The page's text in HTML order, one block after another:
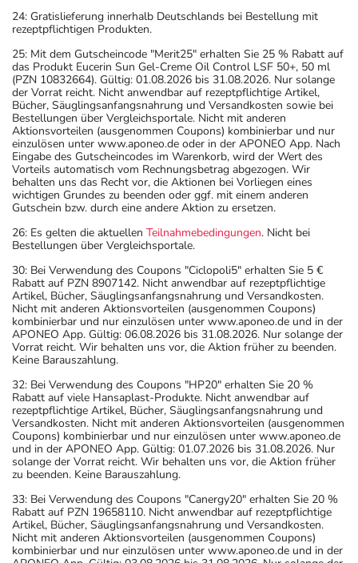
24: Gratislieferung innerhalb Deutschlands bei Bestellung mit
rezeptpflichtigen Produkten.
25: Mit dem Gutscheincode "Merit25" erhalten Sie 25 % Rabatt auf
das Produkt Eucerin Sun Gel-Creme Oil Control LSF 50+, 50 ml
(PZN 10832664). Gültig: 01.08.2026 bis 31.08.2026. Nur solange
der Vorrat reicht. Nicht anwendbar auf rezeptpflichtige Artikel,
Bücher, Säuglingsanfangsnahrung und Versandkosten sowie bei
Bestellungen über Vergleichsportale. Nicht mit anderen
Aktionsvorteilen (ausgenommen Coupons) kombinierbar und nur
einzulösen unter www.aponeo.de oder in der APONEO App. Nach
Eingabe des Gutscheincodes im Warenkorb, wird der Wert des
Vorteils automatisch vom Rechnungsbetrag abgezogen. Wir
behalten uns das Recht vor, die Aktionen bei Vorliegen eines
wichtigen Grundes zu beenden oder ggf. mit einem anderen
Gutschein bzw. durch eine andere Aktion zu ersetzen.
26: Es gelten die aktuellen Teilnahmebedingungen. Nicht bei
Bestellungen über Vergleichsportale.
30: Bei Verwendung des Coupons "Ciclopoli5" erhalten Sie 5 €
Rabatt auf PZN 8907142. Nicht anwendbar auf rezeptpflichtige
Artikel, Bücher, Säuglingsanfangsnahrung und Versandkosten.
Nicht mit anderen Aktionsvorteilen (ausgenommen Coupons)
kombinierbar und nur einzulösen unter www.aponeo.de und in der
APONEO App. Gültig: 06.08.2026 bis 31.08.2026. Nur solange der
Vorrat reicht. Wir behalten uns vor, die Aktion früher zu beenden.
Keine Barauszahlung.
32: Bei Verwendung des Coupons "HP20" erhalten Sie 20 %
Rabatt auf viele Hansaplast-Produkte. Nicht anwendbar auf
rezeptpflichtige Artikel, Bücher, Säuglingsanfangsnahrung und
Versandkosten. Nicht mit anderen Aktionsvorteilen (ausgenommen
Coupons) kombinierbar und nur einzulösen unter www.aponeo.de
und in der APONEO App. Gültig: 01.07.2026 bis 31.08.2026. Nur
solange der Vorrat reicht. Wir behalten uns vor, die Aktion früher
zu beenden. Keine Barauszahlung.
33: Bei Verwendung des Coupons "Canergy20" erhalten Sie 20 %
Rabatt auf PZN 19658110. Nicht anwendbar auf rezeptpflichtige
Artikel, Bücher, Säuglingsanfangsnahrung und Versandkosten.
Nicht mit anderen Aktionsvorteilen (ausgenommen Coupons)
kombinierbar und nur einzulösen unter www.aponeo.de und in der